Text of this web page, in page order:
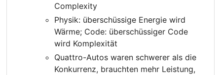
Complexity
Physik: überschüssige Energie wird
Wärme; Code: überschüssiger Code
wird Komplexität
Quattro-Autos waren schwerer als die
Konkurrenz, brauchten mehr Leistung,